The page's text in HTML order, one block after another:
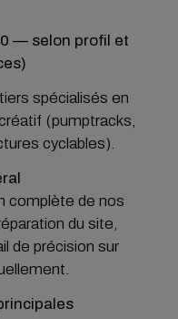
— selon profil et
spécialisés en
(pumptracks,
cyclables).
complète de nos
du site,
de précision sur